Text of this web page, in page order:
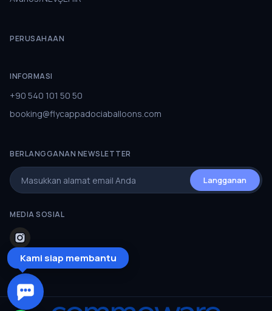
PERUSAHAAN
INFORMASI
+90 540 101 50 50
booking@flycappadociaballoons.com
BERLANGGANAN NEWSLETTER
Langganan
MEDIA SOSIAL
Kami siap membantu